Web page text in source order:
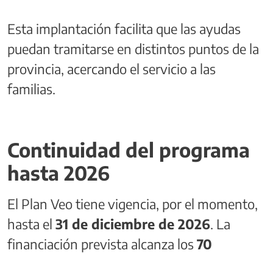
Esta implantación facilita que las ayudas
puedan tramitarse en distintos puntos de la
provincia, acercando el servicio a las
familias.
Continuidad del programa
hasta 2026
El Plan Veo tiene vigencia, por el momento,
hasta el 31 de diciembre de 2026. La
financiación prevista alcanza los 70